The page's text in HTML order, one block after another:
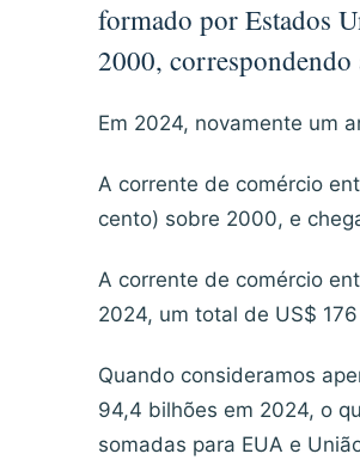
formado por Estados
2000,
Em 2024, novamente um
A corrente de comércio
cento) sobre 2000, e
A corrente de comércio
2024, um total de US$
Quando consideramos
94,4 bilhões em 2024, o
somadas para EUA e